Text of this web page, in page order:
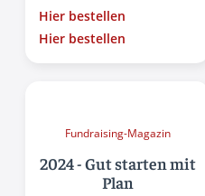
Hier bestellen
Hier bestellen
Fundraising-Magazin
2024 - Gut starten mit
Plan